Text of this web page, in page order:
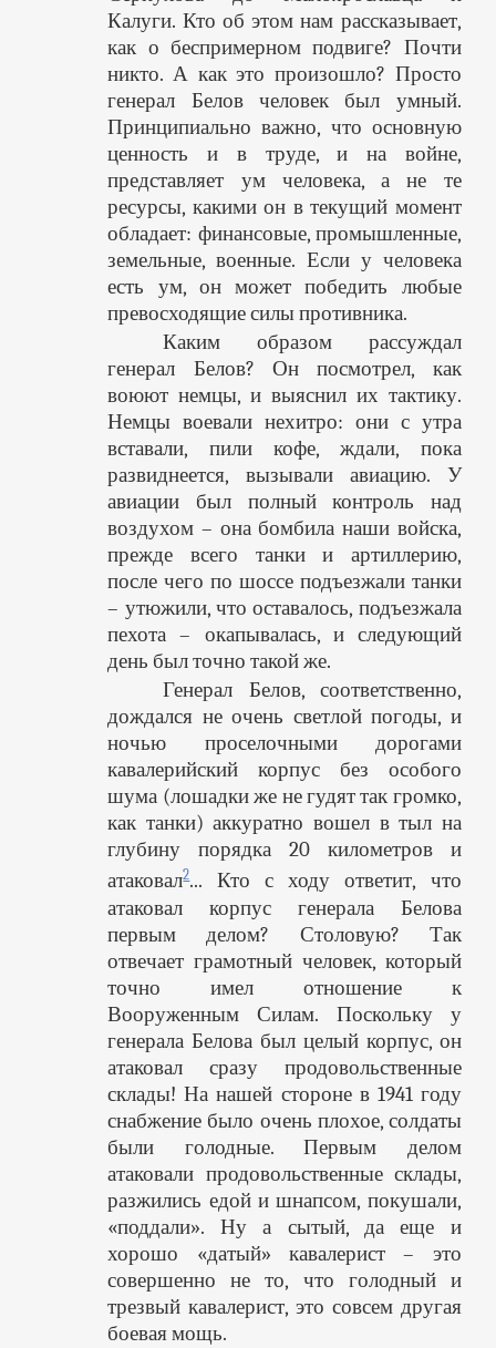
Калуги. Кто об этом нам рассказывает,
как о беспримерном подвиге? Почти
никто. А как это произошло? Просто
генерал Белов человек был умный.
Принципиально важно, что основную
ценность и в труде, и на войне,
представляет ум человека, а не те
ресурсы, какими он в текущий момент
обладает: финансовые, промышленные,
земельные, военные. Если у человека
есть ум, он может победить любые
превосходящие силы противника.
Каким образом рассуждал
генерал Белов? Он посмотрел, как
воюют немцы, и выяснил их тактику.
Немцы воевали нехитро: они с утра
вставали, пили кофе, ждали, пока
развиднеется, вызывали авиацию. У
авиации был полный контроль над
воздухом – она бомбила наши войска,
прежде всего танки и артиллерию,
после чего по шоссе подъезжали танки
– утюжили, что оставалось, подъезжала
пехота – окапывалась, и следующий
день был точно такой же.
Генерал Белов, соответственно,
дождался не очень светлой погоды, и
ночью проселочными дорогами
кавалерийский корпус без особого
шума (лошадки же не гудят так громко,
как танки) аккуратно вошел в тыл на
глубину порядка 20 километров и
атаковал2... Кто с ходу ответит, что
атаковал корпус генерала Белова
первым делом? Столовую? Так
отвечает грамотный человек, который
точно имел отношение к
Вооруженным Силам. Поскольку у
генерала Белова был целый корпус, он
атаковал сразу продовольственные
склады! На нашей стороне в 1941 году
снабжение было очень плохое, солдаты
были голодные. Первым делом
атаковали продовольственные склады,
разжились едой и шнапсом, покушали,
«поддали». Ну а сытый, да еще и
хорошо «датый» кавалерист – это
совершенно не то, что голодный и
трезвый кавалерист, это совсем другая
боевая мощь.